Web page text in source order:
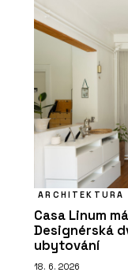
ARCHITEKTURA
Casa Linum
Designérská
ubytování
18. 6. 2026